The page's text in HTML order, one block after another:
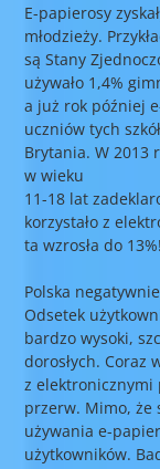
E-papierosy
młodzieży.
są Stany
używało 1,4%
a już rok później
uczniów tych
Brytania. W 2013
w wieku
11-18 lat
korzystało z
ta wzrosła do 13%!
Polska
Odsetek
bardzo wysoki,
dorosłych. Coraz
z elektronicznymi
przerw. Mimo, że
używania e-
użytkowników.